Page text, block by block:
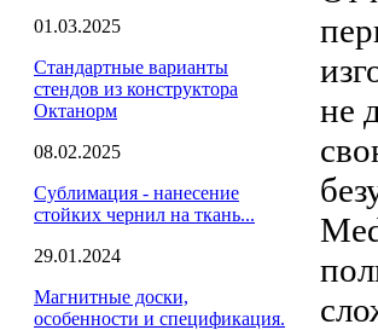
01.03.2025
Стандартные варианты
стендов из конструктора
Октанорм
08.02.2025
Сублимация - нанесение
стойких чернил на ткань...
29.01.2024
Магнитные доски,
особенности и спецификация.
не